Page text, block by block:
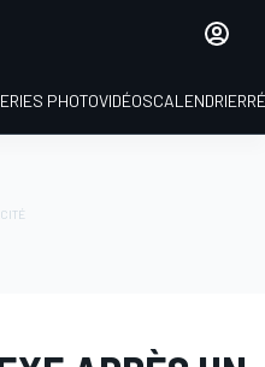
PHOTOVIDÉOSCALENDRIER